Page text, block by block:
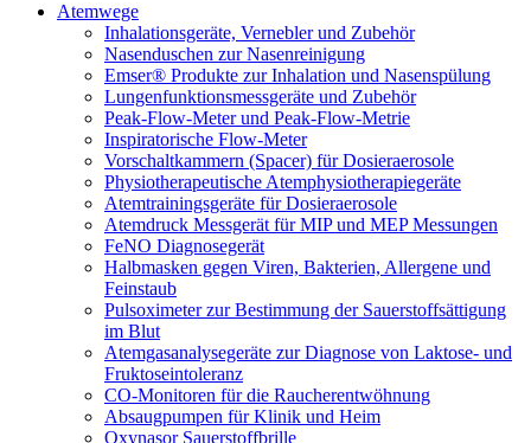
Atemwege
Inhalationsgeräte, Vernebler und Zubehör
Nasenduschen zur Nasenreinigung
Emser® Produkte zur Inhalation und Nasenspülung
Lungenfunktionsmessgeräte und Zubehör
Peak-Flow-Meter und Peak-Flow-Metrie
Inspiratorische Flow-Meter
Vorschaltkammern (Spacer) für Dosieraerosole
Physiotherapeutische Atemphysiotherapiegeräte
Atemtrainingsgeräte für Dosieraerosole
Atemdruck Messgerät für MIP und MEP Messungen
FeNO Diagnosegerät
Halbmasken gegen Viren, Bakterien, Allergene und
Feinstaub
Pulsoximeter zur Bestimmung der Sauerstoffsättigung
im Blut
Atemgasanalysegeräte zur Diagnose von Laktose- und
Fruktoseintoleranz
CO-Monitoren für die Raucherentwöhnung
Absaugpumpen für Klinik und Heim
Oxynasor Sauerstoffbrille